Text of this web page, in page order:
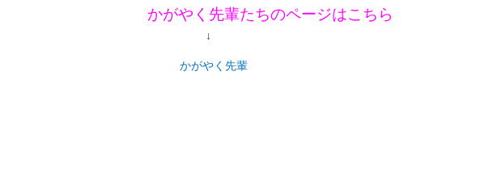
かがやく先輩たちのページはこちら
↓
かがやく先輩